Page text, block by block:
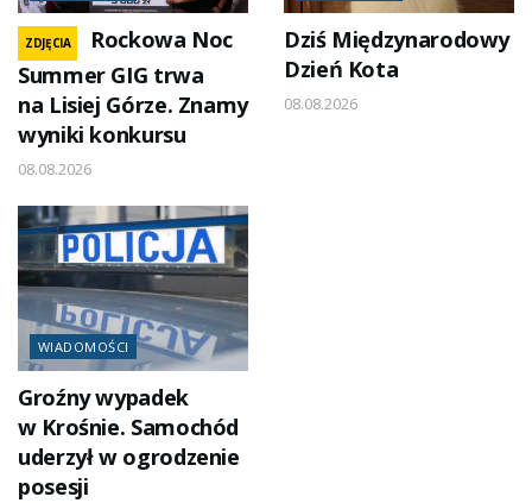
ZDJĘCIA
Rockowa Noc
Summer GIG trwa
na Lisiej Górze. Znamy
wyniki konkursu
08.08.2026
Dziś Międzynarodowy
Dzień Kota
08.08.2026
WIADOMOŚCI
Groźny wypadek
w Krośnie. Samochód
uderzył w ogrodzenie
posesji